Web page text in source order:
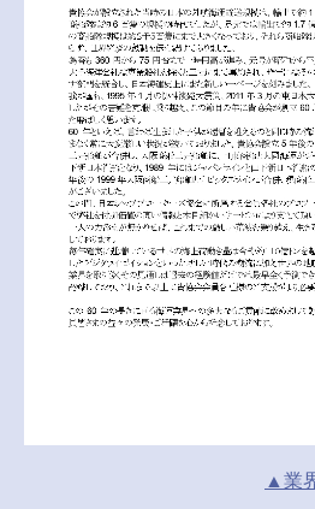
▲業